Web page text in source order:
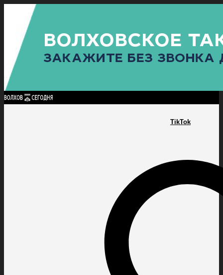
TikTok
Найти:
ГЛАВНАЯ ПОЛИТИКАПРОИСШЕСТВИЯ ПРОКУРАТУРАСПОРТ
ПОЛИТИКА
КУЛЬТУРА
ПОСЕЛЕНИЯ